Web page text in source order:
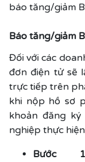
báo tăng/giảm
Báo tăng/giảm
Đối với các
đơn điện tử sẽ
trực tiếp trên
khi nộp hồ sơ
khoản đăng ký
nghiệp thực
Bước